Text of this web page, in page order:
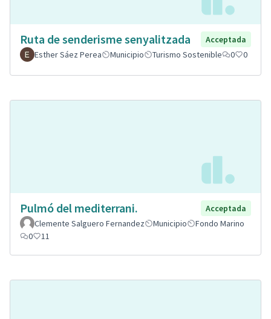
Ruta de senderisme senyalitzada
Acceptada
Esther Sáez Perea
Municipio Turismo Sostenible 0 0
Pulmó del mediterrani.
Acceptada
Clemente Salguero Fernandez
Municipio
Fondo Marino
0
11